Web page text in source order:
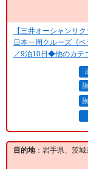
【三井オーシャンサ
日本一周クルーズ《
／9泊10日◆他のカテ
目的地：岩手県、茨